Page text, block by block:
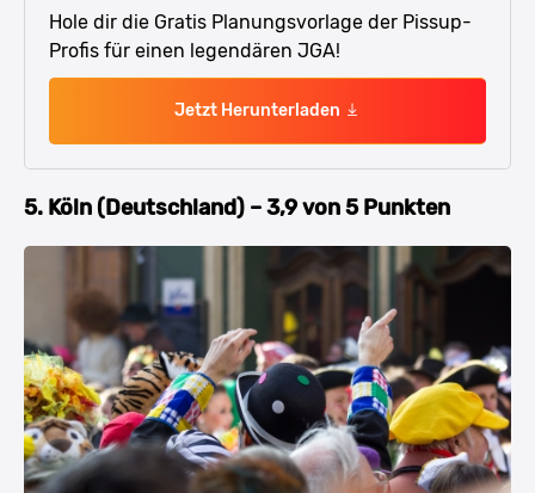
Hole dir die Gratis Planungsvorlage der Pissup-
Profis für einen legendären JGA!
Jetzt Herunterladen
5. Köln (Deutschland) – 3,9 von 5 Punkten